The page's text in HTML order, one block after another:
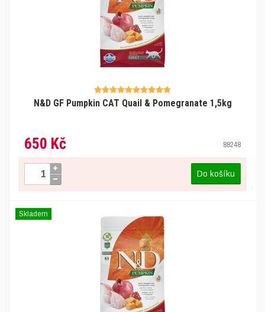
N&D GF Pumpkin CAT Quail & Pomegranate 1,5kg
650 Kč 88248
Do košíku
Skladem